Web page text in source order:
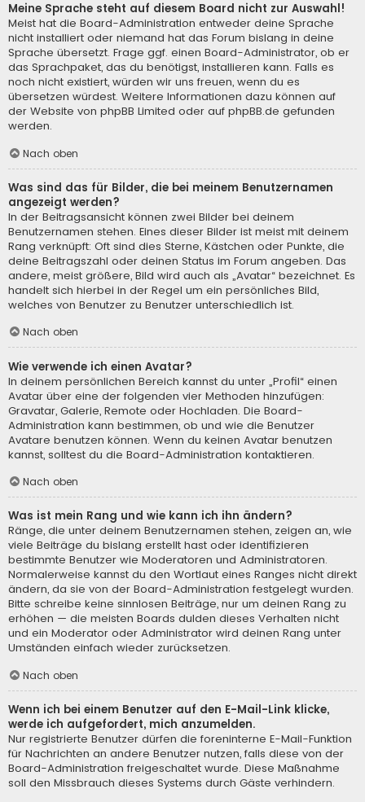
Meine Sprache steht auf diesem Board nicht zur Auswahl!
Meist hat die Board-Administration entweder deine Sprache
nicht installiert oder niemand hat das Forum bislang in deine
Sprache übersetzt. Frage ggf. einen Board-Administrator, ob er
das Sprachpaket, das du benötigst, installieren kann. Falls es
noch nicht existiert, würden wir uns freuen, wenn du es
übersetzen würdest. Weitere Informationen dazu können auf
der Website von phpBB Limited oder auf phpBB.de gefunden
werden.
Nach oben
Was sind das für Bilder, die bei meinem Benutzernamen
angezeigt werden?
In der Beitragsansicht können zwei Bilder bei deinem
Benutzernamen stehen. Eines dieser Bilder ist meist mit deinem
Rang verknüpft: Oft sind dies Sterne, Kästchen oder Punkte, die
deine Beitragszahl oder deinen Status im Forum angeben. Das
andere, meist größere, Bild wird auch als „Avatar“ bezeichnet. Es
handelt sich hierbei in der Regel um ein persönliches Bild,
welches von Benutzer zu Benutzer unterschiedlich ist.
Nach oben
Wie verwende ich einen Avatar?
In deinem persönlichen Bereich kannst du unter „Profil“ einen
Avatar über eine der folgenden vier Methoden hinzufügen:
Gravatar, Galerie, Remote oder Hochladen. Die Board-
Administration kann bestimmen, ob und wie die Benutzer
Avatare benutzen können. Wenn du keinen Avatar benutzen
kannst, solltest du die Board-Administration kontaktieren.
Nach oben
Was ist mein Rang und wie kann ich ihn ändern?
Ränge, die unter deinem Benutzernamen stehen, zeigen an, wie
viele Beiträge du bislang erstellt hast oder identifizieren
bestimmte Benutzer wie Moderatoren und Administratoren.
Normalerweise kannst du den Wortlaut eines Ranges nicht direkt
ändern, da sie von der Board-Administration festgelegt wurden.
Bitte schreibe keine sinnlosen Beiträge, nur um deinen Rang zu
erhöhen — die meisten Boards dulden dieses Verhalten nicht
und ein Moderator oder Administrator wird deinen Rang unter
Umständen einfach wieder zurücksetzen.
Nach oben
Wenn ich bei einem Benutzer auf den E-Mail-Link klicke,
werde ich aufgefordert, mich anzumelden.
Nur registrierte Benutzer dürfen die foreninterne E-Mail-Funktion
für Nachrichten an andere Benutzer nutzen, falls diese von der
Board-Administration freigeschaltet wurde. Diese Maßnahme
soll den Missbrauch dieses Systems durch Gäste verhindern.